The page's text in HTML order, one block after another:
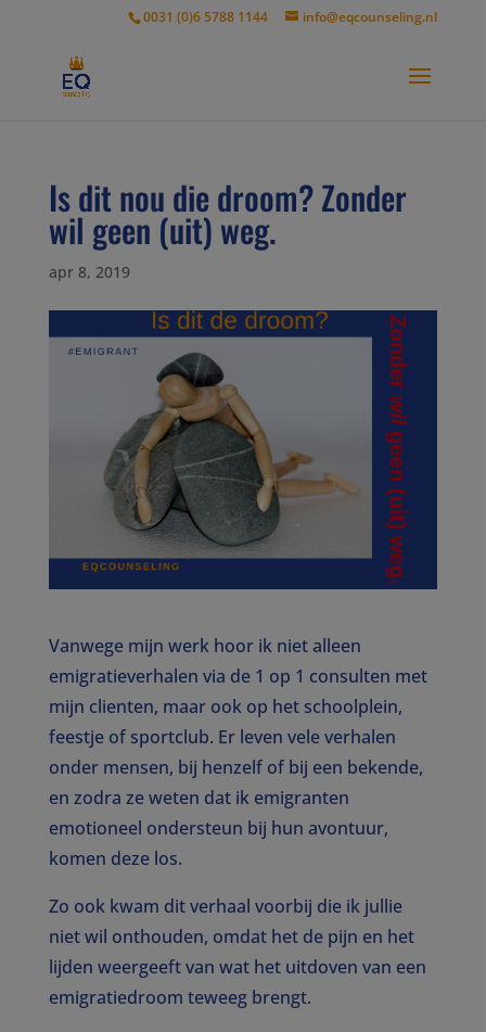
0031 (0)6 5788 1144 info@eqcounseling.nl
Is dit nou die droom? Zonder
wil geen (uit) weg.
apr 8, 2019
Vanwege mijn werk hoor ik niet alleen
emigratieverhalen via de 1 op 1 consulten met
mijn clienten, maar ook op het schoolplein,
feestje of sportclub. Er leven vele verhalen
onder mensen, bij henzelf of bij een bekende,
en zodra ze weten dat ik emigranten
emotioneel ondersteun bij hun avontuur,
komen deze los.
Zo ook kwam dit verhaal voorbij die ik jullie
niet wil onthouden, omdat het de pijn en het
lijden weergeeft van wat het uitdoven van een
emigratiedroom teweeg brengt.
modal-check